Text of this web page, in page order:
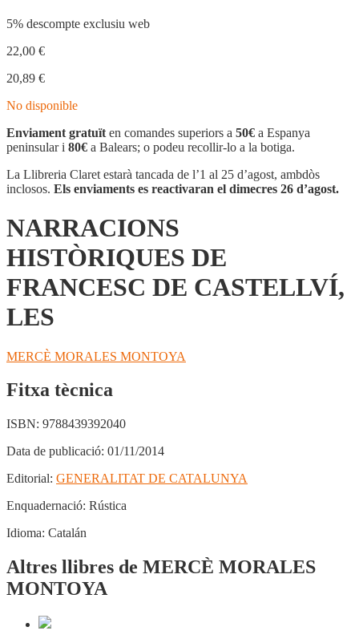
5% descompte exclusiu web
22,00 €
20,89 €
No disponible
Enviament gratuït en comandes superiors a 50€ a Espanya
peninsular i 80€ a Balears; o podeu recollir-lo a la botiga.
La Llibreria Claret estarà tancada de l’1 al 25 d’agost, ambdòs
inclosos. Els enviaments es reactivaran el dimecres 26 d’agost.
NARRACIONS
HISTÒRIQUES DE
FRANCESC DE CASTELLVÍ,
LES
MERCÈ MORALES MONTOYA
Fitxa tècnica
ISBN: 9788439392040
Data de publicació: 01/11/2014
Editorial: GENERALITAT DE CATALUNYA
Enquadernació: Rústica
Idioma: Catalán
Altres llibres de MERCÈ MORALES
MONTOYA